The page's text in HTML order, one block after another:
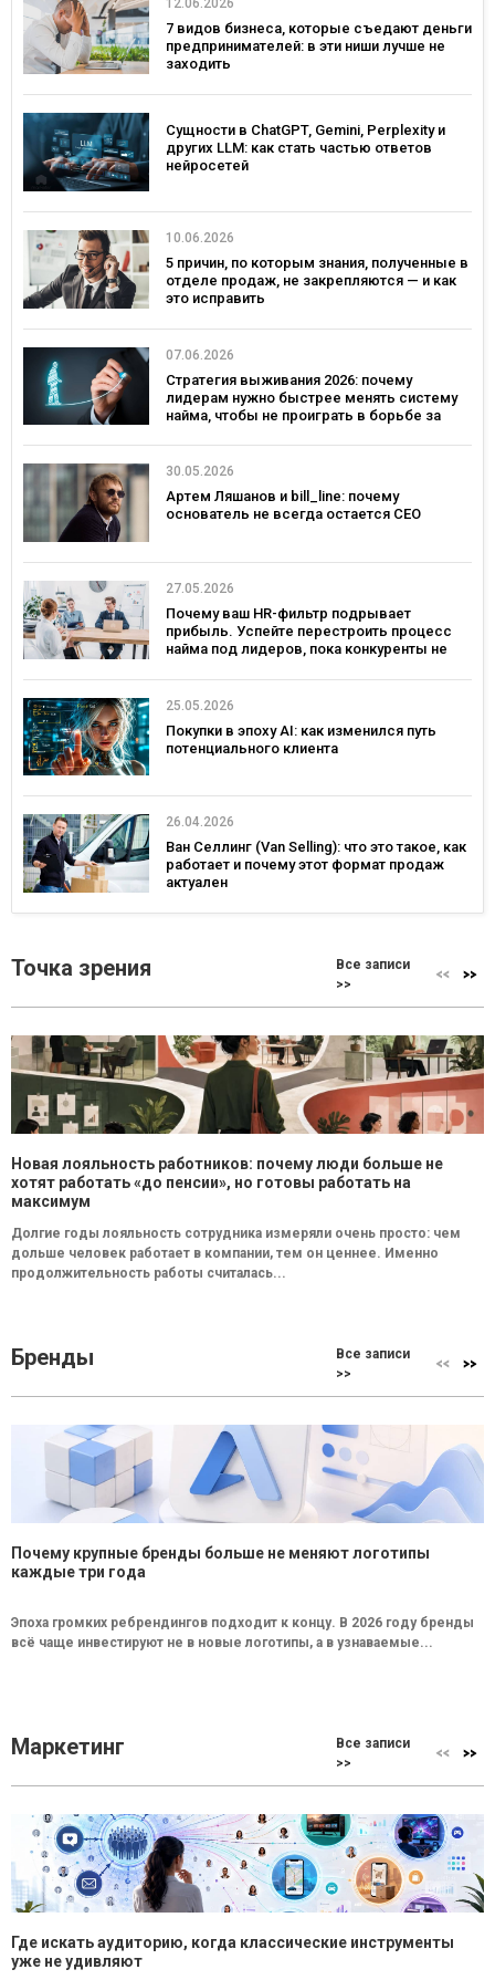
12.06.2026
7 видов бизнеса, которые съедают деньги
предпринимателей: в эти ниши лучше не
заходить
Сущности в ChatGPT, Gemini, Perplexity и
других LLM: как стать частью ответов
нейросетей
10.06.2026
5 причин, по которым знания, полученные в
отделе продаж, не закрепляются — и как
это исправить
07.06.2026
Стратегия выживания 2026: почему
лидерам нужно быстрее менять систему
найма, чтобы не проиграть в борьбе за
30.05.2026
Артем Ляшанов и bill_line: почему
основатель не всегда остается СЕО
27.05.2026
Почему ваш HR-фильтр подрывает
прибыль. Успейте перестроить процесс
найма под лидеров, пока конкуренты не
25.05.2026
Покупки в эпоху AI: как изменился путь
потенциального клиента
26.04.2026
Ван Селлинг (Van Selling): что это такое, как
работает и почему этот формат продаж
актуален
Точка зрения
Все записи
>>
Новая лояльность работников: почему люди больше не
хотят работать «до пенсии», но готовы работать на
максимум
Долгие годы лояльность сотрудника измеряли очень просто: чем
дольше человек работает в компании, тем он ценнее. Именно
продолжительность работы считалась...
Бренды
Все записи
>>
Почему крупные бренды больше не меняют логотипы
каждые три года
Эпоха громких ребрендингов подходит к концу. В 2026 году бренды
всё чаще инвестируют не в новые логотипы, а в узнаваемые...
Маркетинг
Все записи
>>
Где искать аудиторию, когда классические инструменты
уже не удивляют